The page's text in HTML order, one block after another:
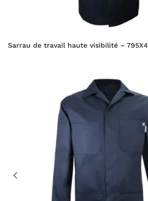
Sarrau de travail haute visibilité – 795X4